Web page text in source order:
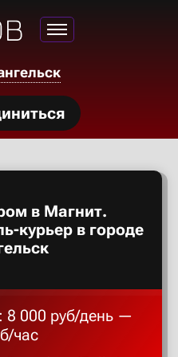
в Магнит.
курьер в городе
8 000 руб/день —
час